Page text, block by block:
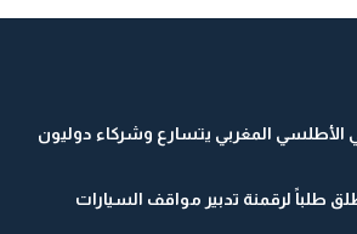
الأطلسي المغربي يتسارع وشركاء دوليون
طلباً لرقمنة تدبير مواقف السيارات